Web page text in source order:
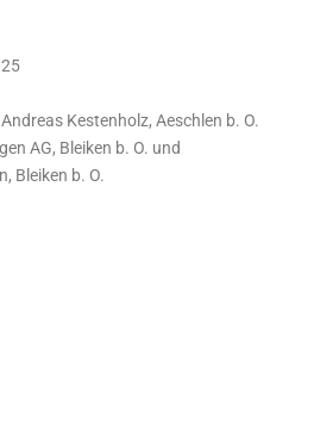
Kestenholz, Aeschlen b. O.
AG, Bleiken b. O. und
Bleiken b. O.